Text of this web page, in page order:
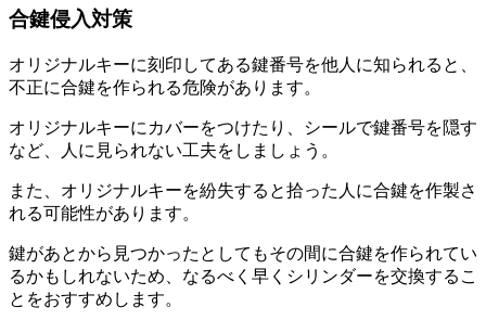
合鍵侵入対策
オリジナルキーに刻印してある鍵番号を他人に知られると、
不正に合鍵を作られる危険があります。
オリジナルキーにカバーをつけたり、シールで鍵番号を隠す
など、人に見られない工夫をしましょう。
また、オリジナルキーを紛失すると拾った人に合鍵を作製さ
れる可能性があります。
鍵があとから見つかったとしてもその間に合鍵を作られてい
るかもしれないため、なるべく早くシリンダーを交換するこ
とをおすすめします。